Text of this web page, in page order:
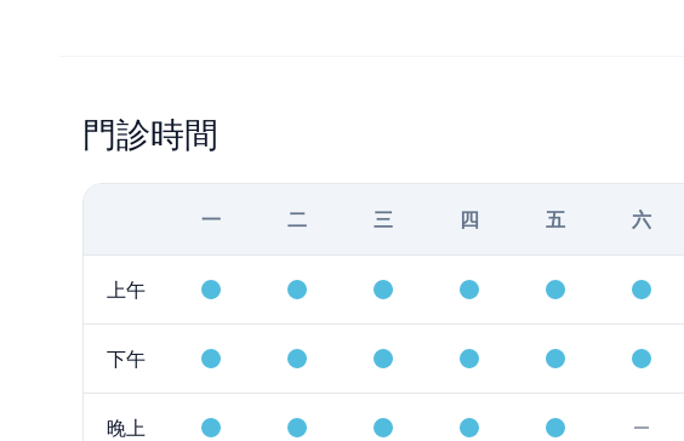
門診時間
一 二 三 四 五 六
上午
下午
晚上